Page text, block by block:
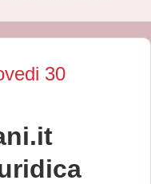
30